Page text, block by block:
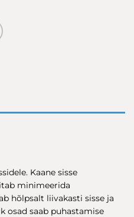
Kaane sisse
minimeerida
hõlpsalt liivakasti sisse ja
osad saab puhastamise